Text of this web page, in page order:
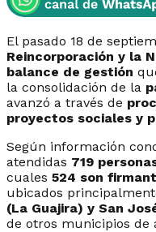
El pasado 18 de
Reincorporación y la
balance de gestión
la consolidación de la
avanzó a través de
proyectos sociales y
Según información
atendidas 719
cuales 524 son
ubicados
(La Guajira) y San
de otros municipios de